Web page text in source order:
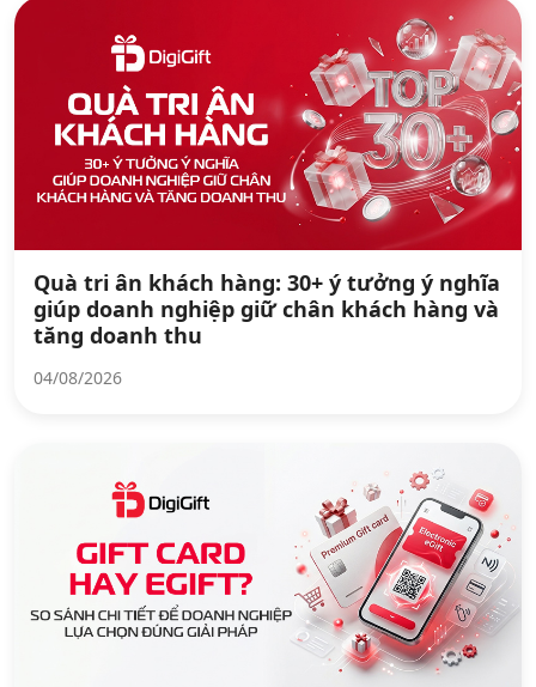
Quà tri ân khách hàng: 30+ ý tưởng ý nghĩa
giúp doanh nghiệp giữ chân khách hàng và
tăng doanh thu
04/08/2026